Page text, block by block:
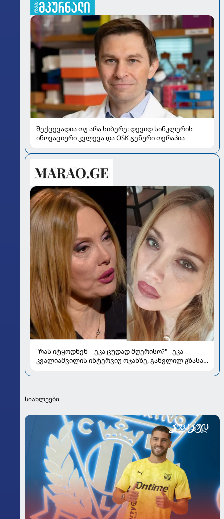
შექცევადია თუ არა სიბერე: დევიდ სინკლერის
ინოვაციური კვლევა და OSK გენური თერაპია
"რას იტყოდნენ – ეკა ცუდად მღერისო?" - ეკა
კვალიაშვილის ინტერვიუ ოჯახზე, განვლილ გზასა
სიახლეები